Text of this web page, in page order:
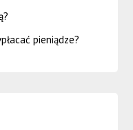
pieniądze?